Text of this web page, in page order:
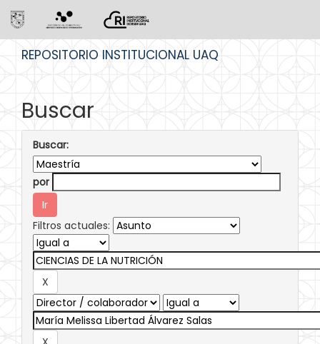
REPOSITORIO INSTITUCIONAL UAQ
Buscar
Buscar:
por
Filtros actuales: